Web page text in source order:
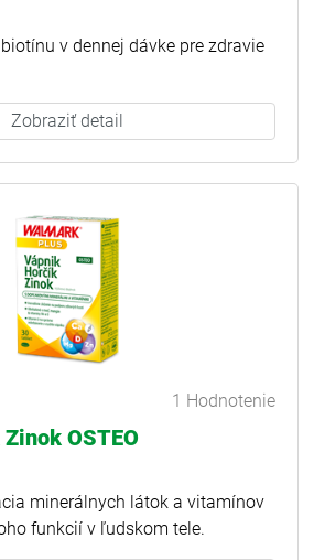
v dennej dávke pre zdravie
Zobraziť detail
1 Hodnotenie
OSTEO
minerálnych látok a vitamínov
funkcií v ľudskom tele.